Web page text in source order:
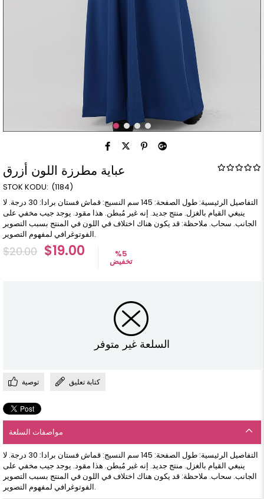
عباية مطرزة اللون أزرق
(1184)
التفاصيل الرئيسية: طول الصفحة: 145 سم النسيج: قماش فستان برادا: 30 درجة. لا
ينبغي القيام بالغزل. منتج جديد. إنه غير مُبطن. هذا مقود. يوجد جيب مخفي على
الجانب. سحاب. ملاحظة: قد يكون هناك اختلاف في اللون في المنتج بسبب التصوير
الفوتوغرافي لمفهوم التصوير.
$20.00 $19.00 %5
تخفيض
السلعة غير متوفر
توصية كتابة تعليق
مواصفات السلعة
التفاصيل الرئيسية: طول الصفحة: 145 سم النسيج: قماش فستان برادا: 30 درجة. لا
ينبغي القيام بالغزل. منتج جديد. إنه غير مُبطن. هذا مقود. يوجد جيب مخفي على
الجانب. سحاب. ملاحظة: قد يكون هناك اختلاف في اللون في المنتج بسبب التصوير
الفوتوغرافي لمفهوم التصوير.